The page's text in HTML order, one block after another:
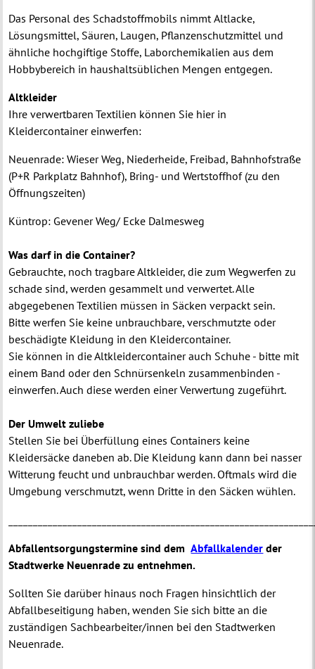
Das Personal des Schadstoffmobils nimmt Altlacke,
Lösungsmittel, Säuren, Laugen, Pflanzenschutzmittel und
ähnliche hochgiftige Stoffe, Laborchemikalien aus dem
Hobbybereich in haushaltsüblichen Mengen entgegen.
Altkleider
Ihre verwertbaren Textilien können Sie hier in
Kleidercontainer einwerfen:
Neuenrade: Wieser Weg, Niederheide, Freibad, Bahnhofstraße
(P+R Parkplatz Bahnhof), Bring- und Wertstoffhof (zu den
Öffnungszeiten)
Küntrop: Gevener Weg/ Ecke Dalmesweg
Was darf in die Container?
Gebrauchte, noch tragbare Altkleider, die zum Wegwerfen zu
schade sind, werden gesammelt und verwertet.Alle
abgegebenen Textilien müssen in Säcken verpackt sein.
Bitte werfen Sie keine unbrauchbare, verschmutzte oder
beschädigte Kleidung in den Kleidercontainer.
Sie können in die Altkleidercontainer auch Schuhe - bitte mit
einem Band oder den Schnürsenkeln zusammenbinden -
einwerfen. Auch diese werden einer Verwertung zugeführt.
Der Umwelt zuliebe
Stellen Sie bei Überfüllung eines Containers keine
Kleidersäcke daneben ab. Die Kleidung kann dann bei nasser
Witterung feucht und unbrauchbar werden. Oftmals wird die
Umgebung verschmutzt, wenn Dritte in den Säcken wühlen.
Abfallentsorgungstermine sind dem Abfallkalender der
Stadtwerke Neuenrade zu entnehmen.
Sollten Sie darüber hinaus noch Fragen hinsichtlich der
Abfallbeseitigung haben, wenden Sie sich bitte an die
zuständigen Sachbearbeiter/innen bei den Stadtwerken
Neuenrade.